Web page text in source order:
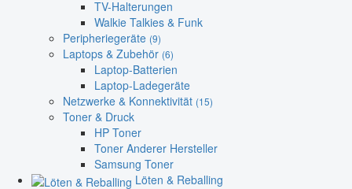
TV-Halterungen
Walkie Talkies & Funk
Peripheriegeräte (9)
Laptops & Zubehör (6)
Laptop-Batterien
Laptop-Ladegeräte
Netzwerke & Konnektivität (15)
Toner & Druck
HP Toner
Toner Anderer Hersteller
Samsung Toner
Löten & Reballing